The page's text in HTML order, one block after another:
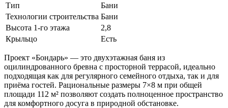
Тип
Бани
Технологии строительства Бани
Высота 1-го этажа
2,8
Крыльцо
Есть
Проект «Бондарь» — это двухэтажная баня из
оцилиндрованного бревна с просторной террасой, идеально
подходящая как для регулярного семейного отдыха, так и для
приёма гостей. Рациональные размеры 7×8 м при общей
площади 112 м² позволяют создать полноценное пространство
для комфортного досуга в природной обстановке.